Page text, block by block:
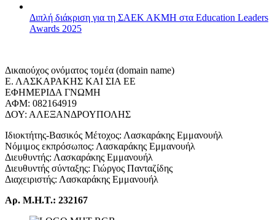
Διπλή διάκριση για τη ΣΑΕΚ ΑΚΜΗ στα Education Leaders
Awards 2025
Δικαιούχος ονόματος τομέα (domain name)
Ε. ΛΑΣΚΑΡΑΚΗΣ ΚΑΙ ΣΙΑ ΕΕ
ΕΦΗΜΕΡΙΔΑ ΓΝΩΜΗ
ΑΦΜ: 082164919
ΔΟΥ: ΑΛΕΞΑΝΔΡΟΥΠΟΛΗΣ
Ιδιοκτήτης-Βασικός Μέτοχος: Λασκαράκης Εμμανουήλ
Νόμιμος εκπρόσωπος: Λασκαράκης Εμμανουήλ
Διευθυντής: Λασκαράκης Εμμανουήλ
Διευθυντής σύνταξης: Γιώργος Πανταζίδης
Διαχειριστής: Λασκαράκης Εμμανουήλ
Αρ. Μ.Η.Τ.: 232167